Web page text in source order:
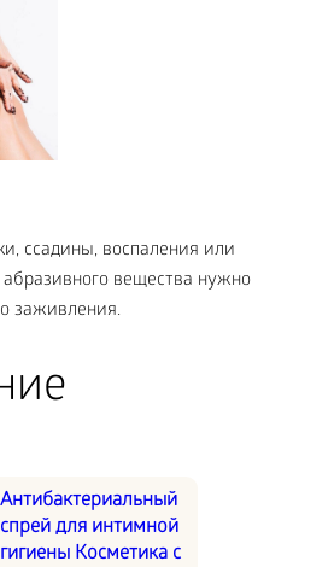
ссадины, воспаления или
вещества нужно
заживления.
Антибактериальный
спрей для интимной
гигиены Косметика с